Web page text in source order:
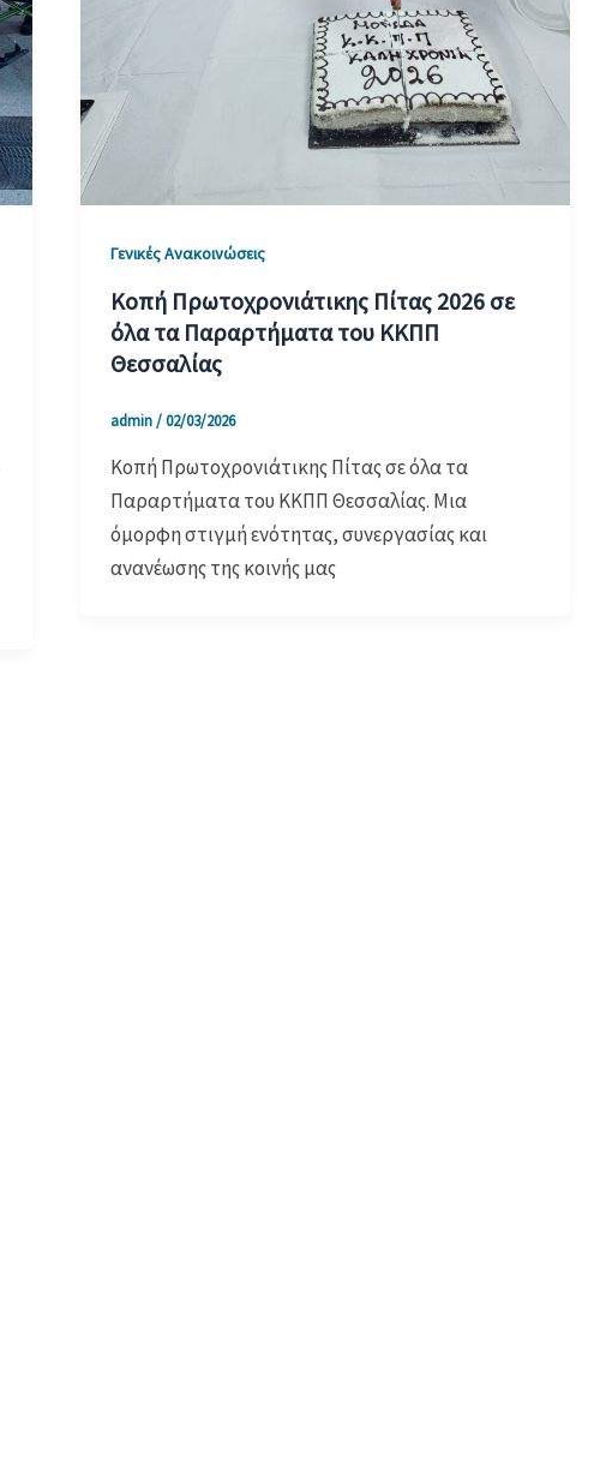
Γενικές Ανακοινώσεις
Κοπή Πρωτοχρονιάτικης Πίτας 2026 σε
όλα τα Παραρτήματα του ΚΚΠΠ
Θεσσαλίας
admin/02/03/2026
Κοπή Πρωτοχρονιάτικης Πίτας σε όλα τα
Παραρτήματα του ΚΚΠΠ Θεσσαλίας. Μια
όμορφη στιγμή ενότητας, συνεργασίας και
ανανέωσης της κοινής μας